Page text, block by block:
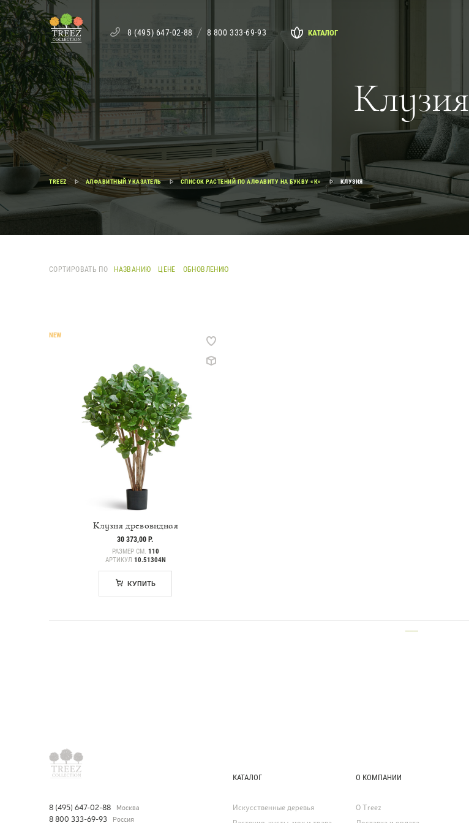
8 (495) 647-02-88 8 800 333-69-93 КАТАЛОГ
Клузия
TREEZ АЛФАВИТНЫЙ УКАЗАТЕЛЬ СПИСОК РАСТЕНИЙ ПО АЛФАВИТУ НА БУКВУ «К» КЛУЗИЯ
СОРТИРОВАТЬ ПО НАЗВАНИЮ ЦЕНЕ ОБНОВЛЕНИЮ
NEW
Клузия древовидная
30 373,00 Р.
РАЗМЕР СМ. 110
АРТИКУЛ 10.51304N
КУПИТЬ
8 (495) 647-02-88 Москва
8 800 333-69-93 Россия
КАТАЛОГ
Искусственные деревья
О КОМПАНИИ
О Treez